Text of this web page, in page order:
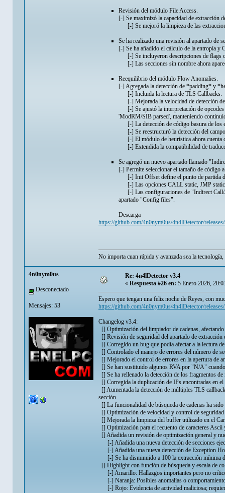
Revisión del módulo File Access.
[-] Se maximizó la capacidad de extracción
[-] Se mejoró la limpieza de las
Se ha realizado una revisión al apartado de
[-] Se ha añadido el cálculo de la entropía y
[-] Se incluyeron descripciones de flags
[-] Las secciones sin nombre ahora
Reequilibrio del módulo Flow Anomalies.
[-] Agregada la detección de *padding* y
[-] Incluida la lectura de TLS Callbacks.
[-] Mejorada la velocidad de detección
[-] Se ajustó la interpretación de
'ModRM/SIB parsed', manteniendo
[-] La detección de código basura de los
[-] Se reestructuró la detección del
[-] El módulo de heurística ahora cuenta
[-] Extendida la compatibilidad de
Se agregó un nuevo apartado llamado
[-] Permite seleccionar el tamaño de código
[-] Init Offset define el punto de partida
[-] Las opciones CALL static, JMP static,
[-] Las configuraciones de "Indirect Call/
apartado "Config files".
Descarga
https://github.com/4n0nym0us/4n4lDetector/
No importa cuan rápida y avanzada sea la
4n0nym0us
Desconectado
Mensajes: 53
Re: 4n4lDetector v3.4
«Respuesta #26 en:5 Enero 2026,
Espero que tengan una feliz noche de Reyes, con
https://github.com/4n0nym0us/4n4lDetector/
Changelog v3.4:
[] Optimización del limpiador de cadenas, afectando
[] Revisión de seguridad del apartado de extracción
[] Corregido un bug que podía afectar a la lectura
[] Controlado el manejo de errores del número de
[] Mejorado el control de errores en la apertura de
[] Se han sustituido algunos RVA por "N/A" cuando
[] Se ha rellenado la detección de los fragmentos
[] Corregida la duplicación de IPs encontradas en
[] Aumentada la detección de múltiples TLS
sección.
[] La funcionalidad de búsqueda de cadenas ha
[] Optimización de velocidad y control de
[] Mejorada la limpieza del buffer utilizado en el
[] Optimización para el recuento de caracteres
[] Añadida un revisión de optimización general y
[-] Añadida una nueva detección de secciones
[-] Añadida una nueva detección de Exception
[-] Se ha disminuido a 100 la extracción mínima
[] Highlight con función de búsqueda y escala de
[-] Amarillo: Hallazgos importantes pero no
[-] Naranja: Posibles anomalías o
[-] Rojo: Evidencia de actividad maliciosa;